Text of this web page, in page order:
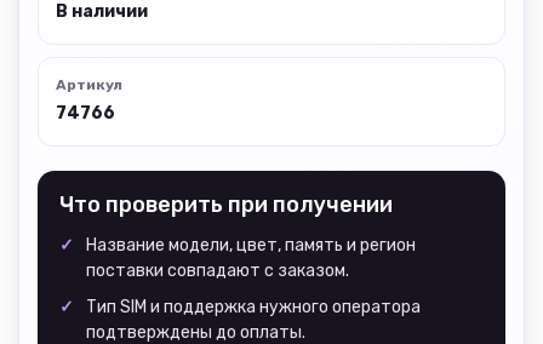
В наличии
Артикул
74766
Что проверить при получении
Название модели, цвет, память и регион
поставки совпадают с заказом.
Тип SIM и поддержка нужного оператора
подтверждены до оплаты.